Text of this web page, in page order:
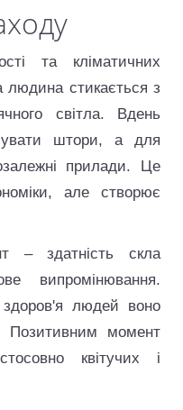
та кліматичних
людина стикається з
світла. Вдень
штори, а для
прилади. Це
але створює
– здатність скла
випромінювання.
людей воно
Позитивним момент
квітучих і